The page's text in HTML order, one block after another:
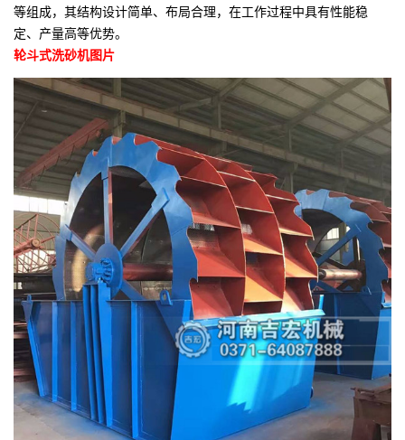
等组成，其结构设计简单、布局合理，在工作过程中具有性能稳
定、产量高等优势。
轮斗式洗砂机图片